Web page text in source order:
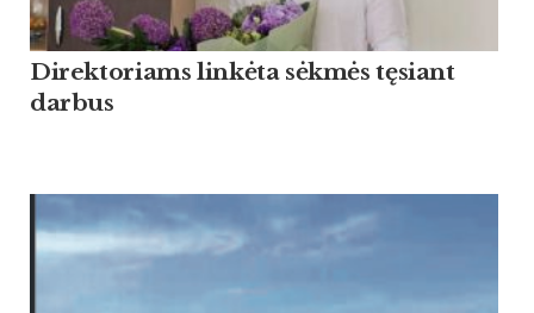
Direktoriams linkėta sėkmės tęsiant
darbus